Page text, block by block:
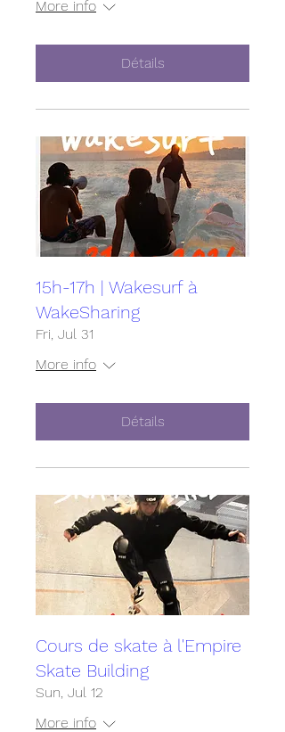
More info
Détails
15h-17h | Wakesurf à
WakeSharing
Fri, Jul 31
More info
Détails
Cours de skate à l'Empire
Skate Building
Sun, Jul 12
More info